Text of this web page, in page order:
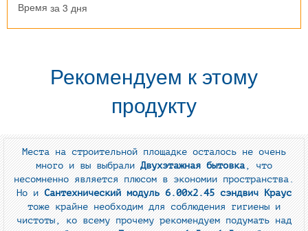
Время за 3 дня
Рекомендуем к этому
продукту
Места на строительной площадке осталось не очень
много и вы выбралиДвухэтажная бытовка, что
несомненно является плюсом в экономии пространства.
Но иСантехнический модуль 6.00х2.45 сэндвич Краус
тоже крайне необходим для соблюдения гигиены и
чистоты, ко всему прочему рекомендуем подумать над